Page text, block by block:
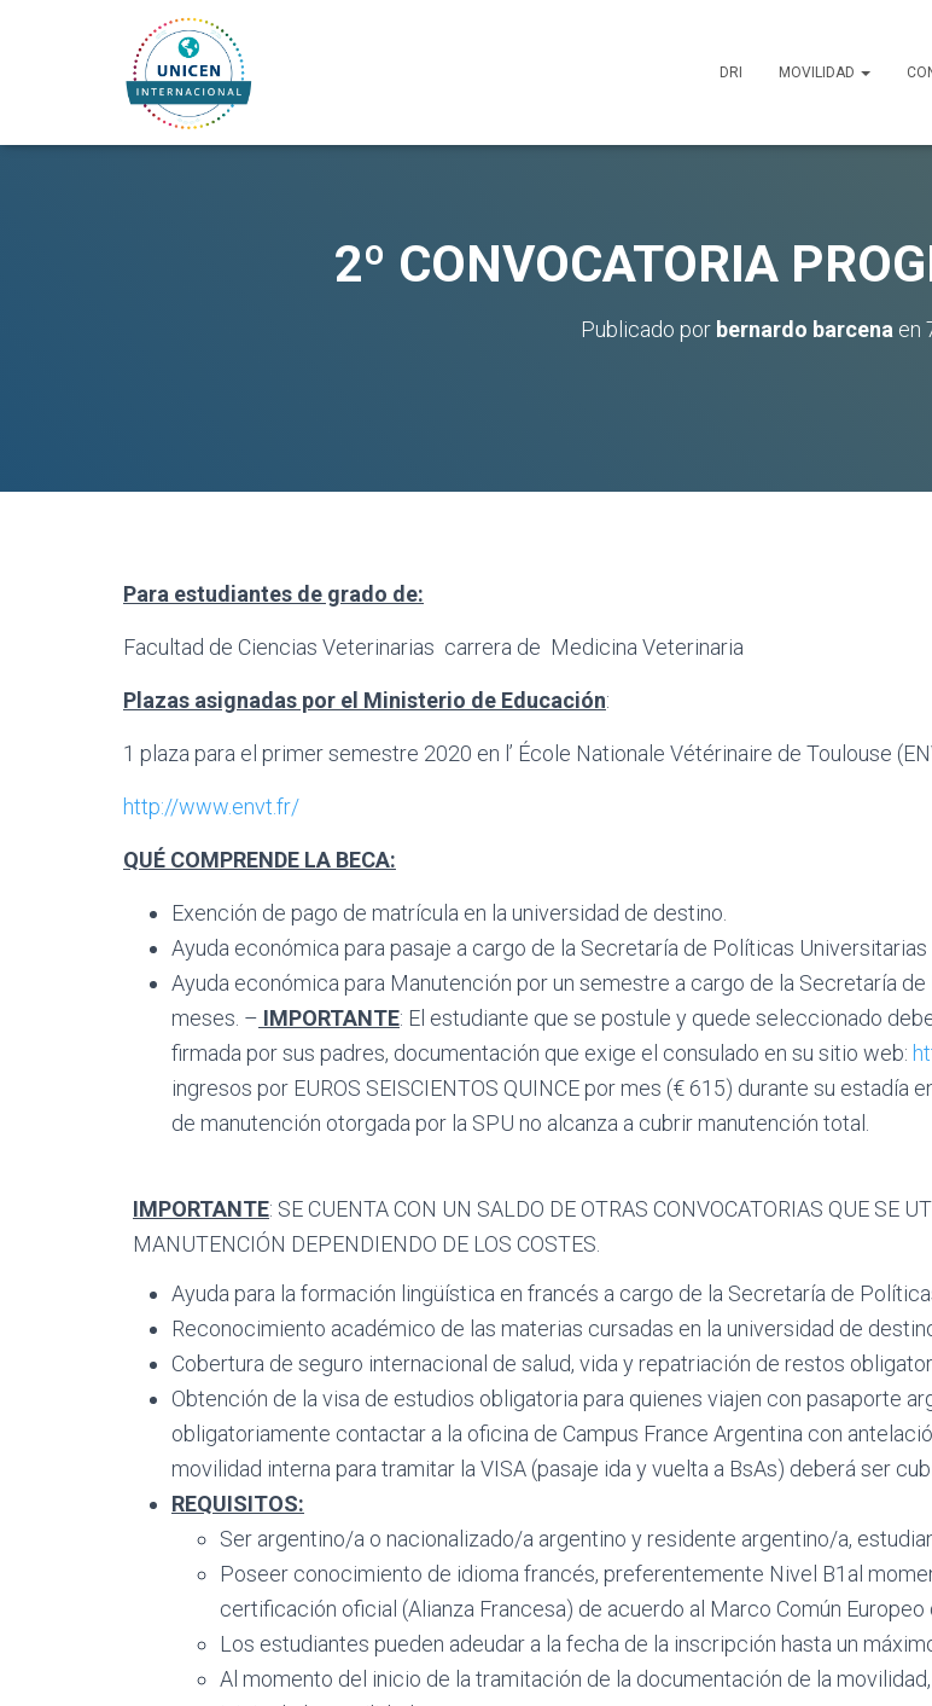
DRI MOVILIDAD
2º CONVOCATORIA
Publicado por bernardo barcena en
Para estudiantes de grado de:
Facultad de Ciencias Veterinarias carrera de Medicina Veterinaria
Plazas asignadas por el Ministerio de Educación:
1 plaza para el primer semestre 2020 en l’ École Nationale Vétérinaire de Toulouse
http://www.envt.fr/
QUÉ COMPRENDE LA BECA:
Exención de pago de matrícula en la universidad de destino.
Ayuda económica para pasaje a cargo de la Secretaría de Políticas
Ayuda económica para Manutención por un semestre a cargo de la Secretaría
meses. – IMPORTANTE: El estudiante que se postule y quede seleccionado
firmada por sus padres, documentación que exige el consulado en su sitio web:
ingresos por EUROS SEISCIENTOS QUINCE por mes (€ 615) durante su estadía
de manutención otorgada por la SPU no alcanza a cubrir manutención total.
IMPORTANTE: SE CUENTA CON UN SALDO DE OTRAS CONVOCATORIAS QUE SE
MANUTENCIÓN DEPENDIENDO DE LOS COSTES.
Ayuda para la formación lingüística en francés a cargo de la Secretaría de
Reconocimiento académico de las materias cursadas en la universidad de
Cobertura de seguro internacional de salud, vida y repatriación de restos
Obtención de la visa de estudios obligatoria para quienes viajen con pasaporte
obligatoriamente contactar a la oficina de Campus France Argentina con
movilidad interna para tramitar la VISA (pasaje ida y vuelta a BsAs) deberá ser
REQUISITOS:
Ser argentino/a o nacionalizado/a argentino y residente argentino/a,
Poseer conocimiento de idioma francés, preferentemente Nivel B1al
certificación oficial (Alianza Francesa) de acuerdo al Marco Común Europeo
Los estudiantes pueden adeudar a la fecha de la inscripción hasta un
Al momento del inicio de la tramitación de la documentación de la